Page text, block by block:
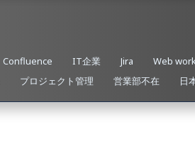
Confluence IT企業 Jira
Web
プロジェクト管理 営業部不在 日